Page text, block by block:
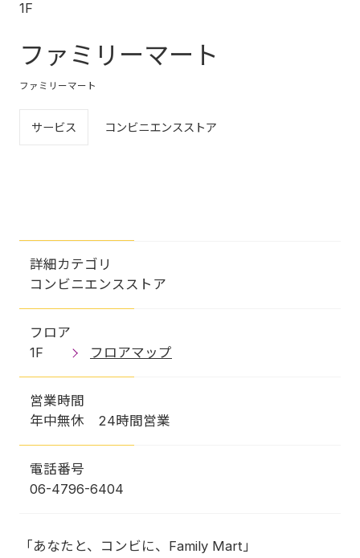
1F
ファミリーマート
ファミリーマート
サービス コンビニエンスストア
詳細カテゴリ
コンビニエンスストア
フロア
1F
フロアマップ
営業時間
年中無休 24時間営業
電話番号
06-4796-6404
「あなたと、コンビに、Family Mart」